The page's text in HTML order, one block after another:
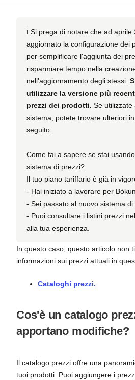
ℹ️ Si prega di notare che ad
aggiornato la configurazione dei
per semplificare l'aggiunta dei
risparmiare tempo nella
nell'aggiornamento degli stessi.
utilizzare la versione più
prezzi dei prodotti. Se utilizzate
sistema, potete trovare ulteriori
seguito.
Come fai a sapere se stai
sistema di prezzi?
Il tuo piano tariffario è già in
- Hai iniziato a lavorare per
- Sei passato al nuovo sistema di
- Puoi consultare i listini prezzi
alla tua esperienza.
In questo caso, questo articolo non
informazioni sui prezzi attuali in
Cataloghi prezzi.
Cos'è un catalogo
apportano modifiche?
Il catalogo prezzi offre una
tuoi prodotti. Puoi aggiungere i